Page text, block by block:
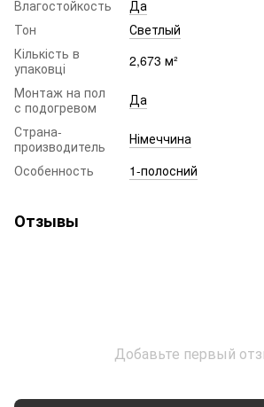
Влагостойкость
Да
Тон
Светлый
Кількість в
упаковці
2,673 м²
Монтаж на пол
с подогревом
Да
Страна-
производитель
Німеччина
Особенность
1-полосний
Отзывы
Добавьте первый